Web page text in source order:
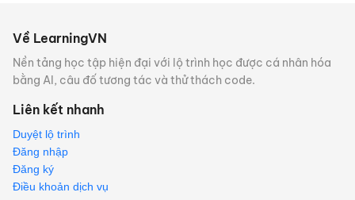
Về LearningVN
Nền tảng học tập hiện đại với lộ trình học được cá nhân hóa
bằng AI, câu đố tương tác và thử thách code.
Liên kết nhanh
Duyệt lộ trình
Đăng nhập
Đăng ký
Điều khoản dịch vụ